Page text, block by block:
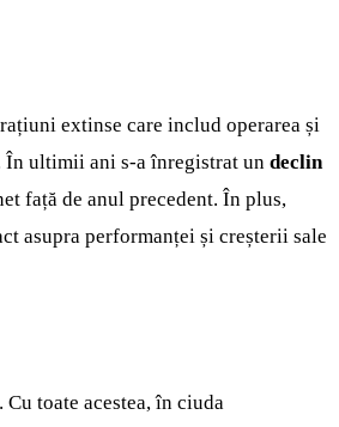
extinse care includ operarea și
ultimii ani s-a înregistrat un declin
față de anul precedent. În plus,
asupra performanței și creșterii sale
. Cu toate acestea, în ciuda